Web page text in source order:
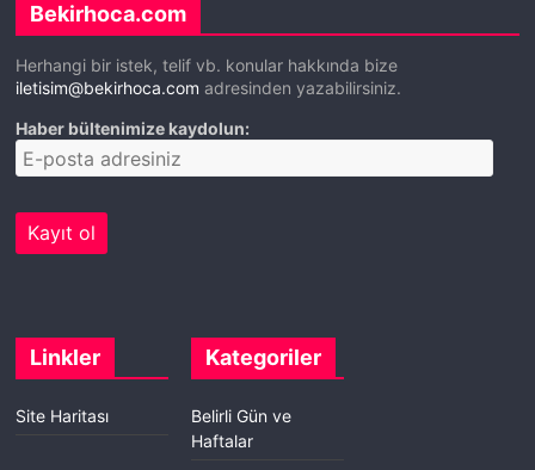
Bekirhoca.com
Herhangi bir istek, telif vb. konular hakkında bize
iletisim@bekirhoca.com adresinden yazabilirsiniz.
Haber bültenimize kaydolun:
Linkler
Site Haritası
Kategoriler
Belirli Gün ve
Haftalar